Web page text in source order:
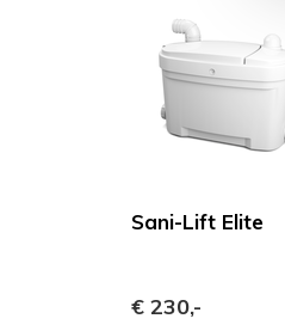
Sani-Lift Elite
€ 230,-